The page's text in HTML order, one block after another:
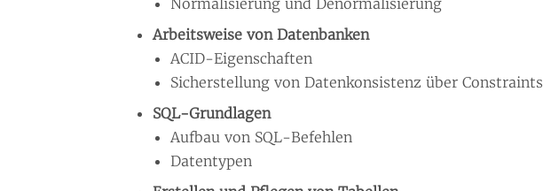
Arbeitsweise von Datenbanken
ACID-Eigenschaften
Sicherstellung von Datenkonsistenz über Constraints
SQL-Grundlagen
Aufbau von SQL-Befehlen
Datentypen